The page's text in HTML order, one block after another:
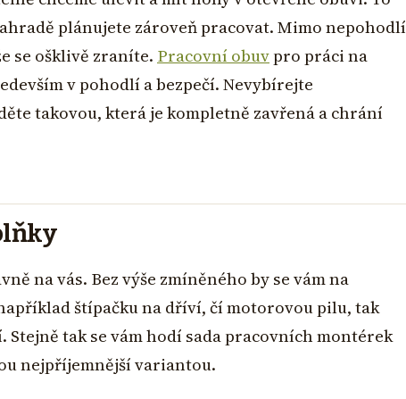
plánujete zároveň pracovat. Mimo nepohodlí
se ošklivě zraníte. Pracovní obuvpro práci na
v pohodlí a bezpečí. Nevybírejte
takovou, která je kompletně zavřená a chrání
na vás. Bez výše zmíněného by se vám na
štípačku na dříví, čí motorovou pilu, tak
tak se vám hodí sada pracovních montérek
nejpříjemnější variantou.